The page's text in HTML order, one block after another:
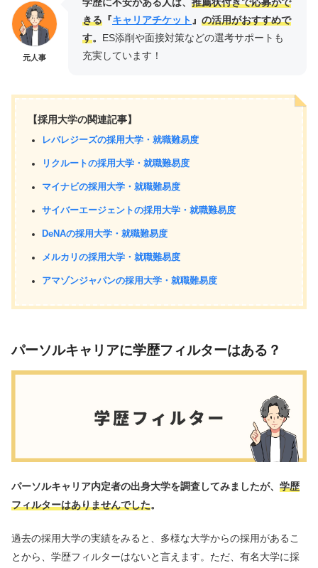
元人事
学歴に不安がある人は、 推薦状付きで応募がで
きる 『キャリアチケット 』 の活用がおすすめで
す。 ES添削や面接対策などの選考サポートも
充実しています！
【採用大学の関連記事】
レバレジーズの採用大学・就職難易度
リクルートの採用大学・就職難易度
マイナビの採用大学・就職難易度
サイバーエージェントの採用大学・就職難易度
DeNAの採用大学・就職難易度
メルカリの採用大学・就職難易度
アマゾンジャパンの採用大学・就職難易度
パーソルキャリアに学歴フィルターはある？
パーソルキャリア内定者の出身大学を調査してみましたが、 学歴
フィルターはありませんでした。
過去の採用大学の実績をみると、多様な大学からの採用があるこ
とから、学歴フィルターはないと言えます。ただ、有名大学に採